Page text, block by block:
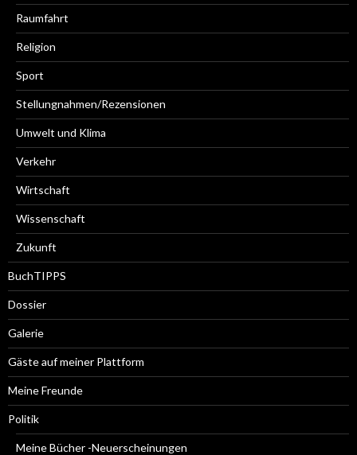
Raumfahrt
Religion
Sport
Stellungnahmen/Rezensionen
Umwelt und Klima
Verkehr
Wirtschaft
Wissenschaft
Zukunft
BuchTIPPS
Dossier
Galerie
Gäste auf meiner Plattform
Meine Freunde
Politik
Meine Bücher -Neuerscheinungen